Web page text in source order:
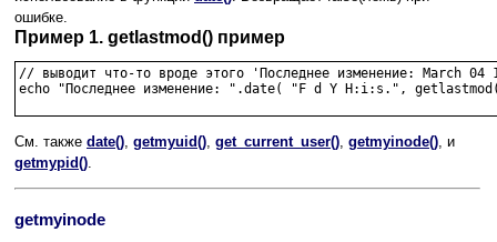
ошибке.
Пример 1. getlastmod() пример
// выводит что-то вроде этого 'Последнее изменение: March
echo "Последнее изменение: ".date( "F d Y H:i:s.",
См. также date(), getmyuid(), get_current_user(), getmyinode(), и
getmypid().
getmyinode